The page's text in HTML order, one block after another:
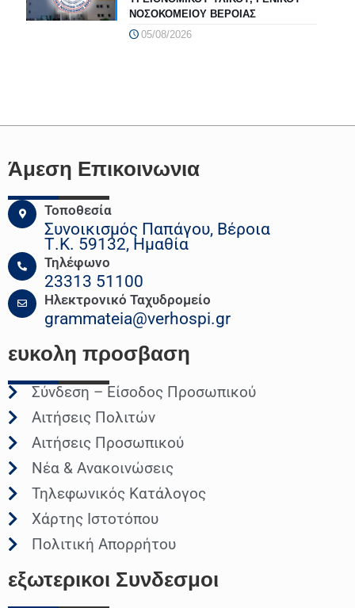
ΝΟΣΟΚΟΜΕΙΟΥ ΒΕΡΟΙΑΣ
05/08/2026
Άμεση Επικοινωνια
Τοποθεσία
Συνοικισμός Παπάγου, Βέροια
Τ.Κ. 59132, Ημαθία
Τηλέφωνο
23313 51100
Ηλεκτρονικό Ταχυδρομείο
grammateia@verhospi.gr
ευκολη προσβαση
Σύνδεση – Είσοδος Προσωπικού
Αιτήσεις Πολιτών
Αιτήσεις Προσωπικού
Νέα & Ανακοινώσεις
Τηλεφωνικός Κατάλογος
Χάρτης Ιστοτόπου
Πολιτική Απορρήτου
εξωτερικοι Συνδεσμοι